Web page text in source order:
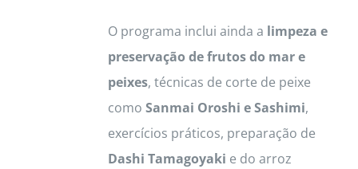
O programa inclui ainda a limpeza e
preservação de frutos do mar e
peixes, técnicas de corte de peixe
como Sanmai Oroshi e Sashimi,
exercícios práticos, preparação de
Dashi Tamagoyaki e do arroz